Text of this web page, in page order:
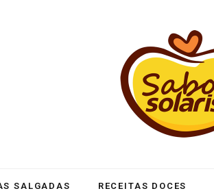
SALGADAS RECEITAS DOCES